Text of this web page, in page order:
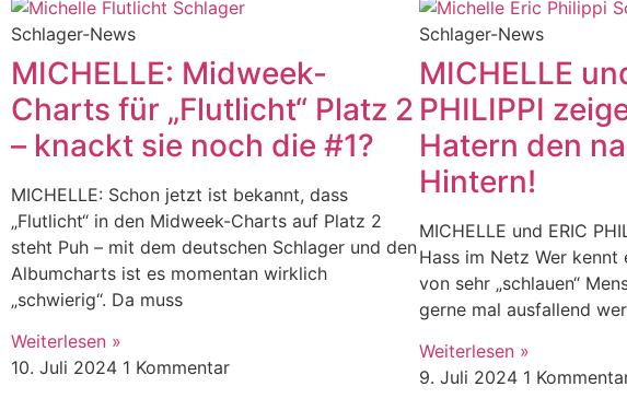
Schlager-News
MICHELLE: Midweek-
Charts für „Flutlicht“ Platz 2
– knackt sie noch die #1?
MICHELLE: Schon jetzt ist bekannt, dass
„Flutlicht“ in den Midweek-Charts auf Platz 2
steht Puh – mit dem deutschen Schlager und den
Albumcharts ist es momentan wirklich
„schwierig“. Da muss
Weiterlesen »
10. Juli 2024 1 Kommentar
Schlager-News
MICHELLE
PHILIPPI
Hatern den
Hintern!
MICHELLE und ERIC
Hass im Netz Wer kennt
von sehr „schlauen“
gerne mal ausfallend
Weiterlesen »
9. Juli 2024 1